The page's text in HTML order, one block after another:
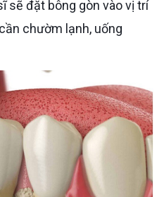
sẽ đặt bông gòn vào vị trí
chườm lạnh, uống